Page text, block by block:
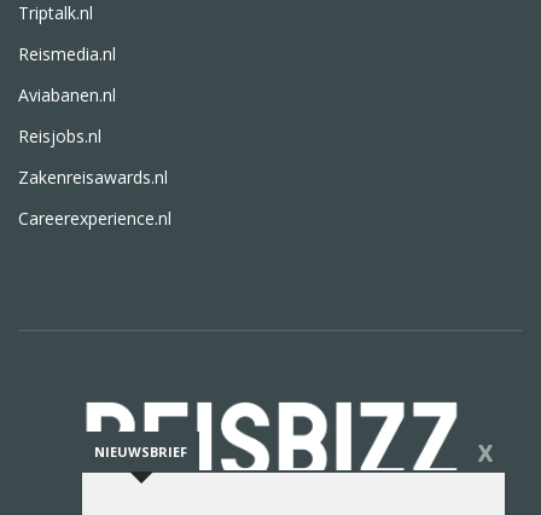
Triptalk.nl
Reismedia.nl
Aviabanen.nl
Reisjobs.nl
Zakenreisawards.nl
Careerexperience.nl
NIEUWSBRIEF X